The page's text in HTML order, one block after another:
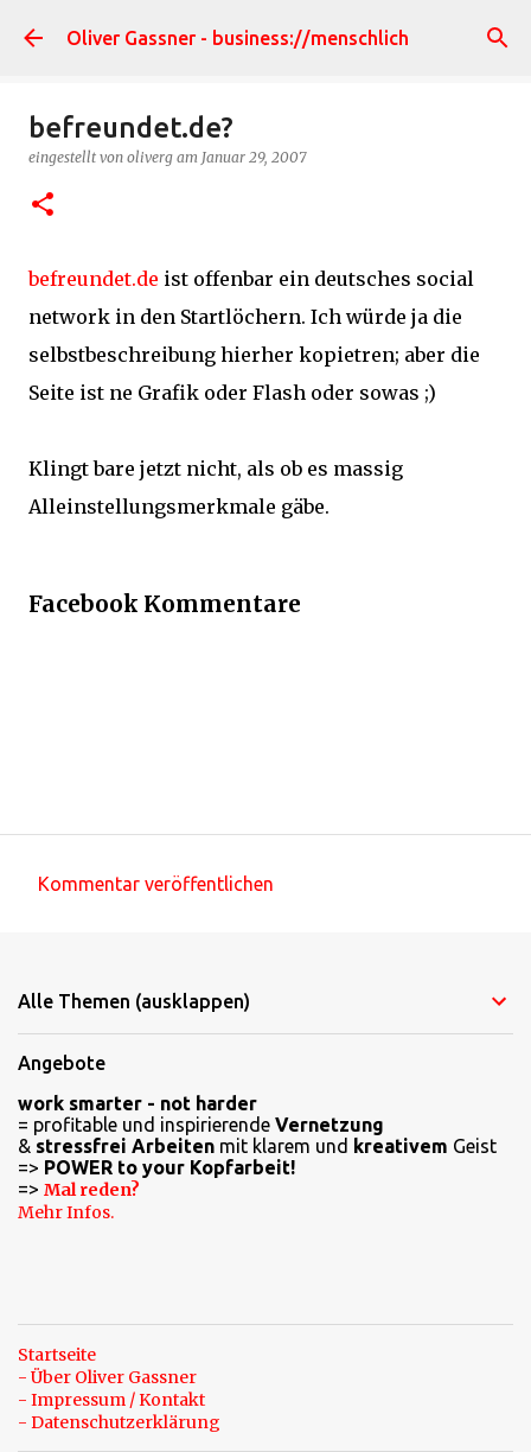
Direkt zum Hauptbereich
Oliver Gassner - business://menschlich
befreundet.de?
eingestellt von oliverg am Januar 29, 2007
befreundet.de ist offenbar ein deutsches social
network in den Startlöchern. Ich würde ja die
selbstbeschreibung hierher kopietren; aber die
Seite ist ne Grafik oder Flash oder sowas ;)
Klingt bare jetzt nicht, als ob es massig
Alleinstellungsmerkmale gäbe.
Facebook Kommentare
m
n
t
a
r
e
Kommentar veröffentlichen
Alle Themen (ausklappen)
Angebote
work smarter - not harder
= profitable und inspirierende Vernetzung
& stressfrei Arbeiten mit klarem und kreativem Geist
=> POWER to your Kopfarbeit!
=> Mal reden?
Mehr Infos.
Startseite
- Über Oliver Gassner
- Impressum / Kontakt
- Datenschutzerklärung